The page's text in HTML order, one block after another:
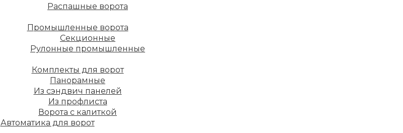
Распашные ворота
Промышленные ворота
Секционные
Рулонные промышленные
Комплекты для ворот
Панорамные
Из сэндвич панелей
Из профлиста
Ворота с калиткой
Автоматика для ворот